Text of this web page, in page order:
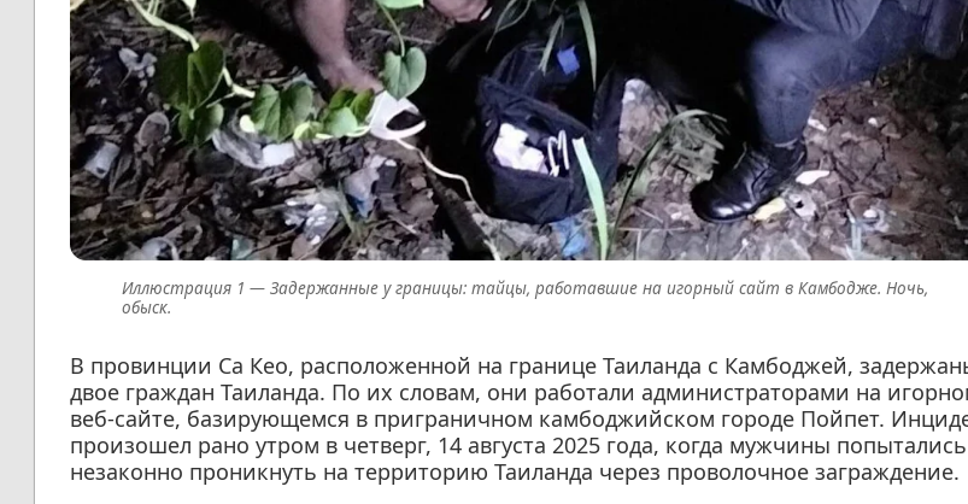
Задержанные у границы: тайцы, работавшие на игорный сайт в Камбодже. Ночь,
обыск.
В провинции Са Кео, расположенной на границе Таиланда с Камбоджей,
двое граждан Таиланда. По их словам, они работали администраторами на
веб-сайте, базирующемся в приграничном камбоджийском городе Пойпет.
произошел рано утром в четверг, 14 августа 2025 года, когда мужчины попытались
незаконно проникнуть на территорию Таиланда через проволочное заграждение.